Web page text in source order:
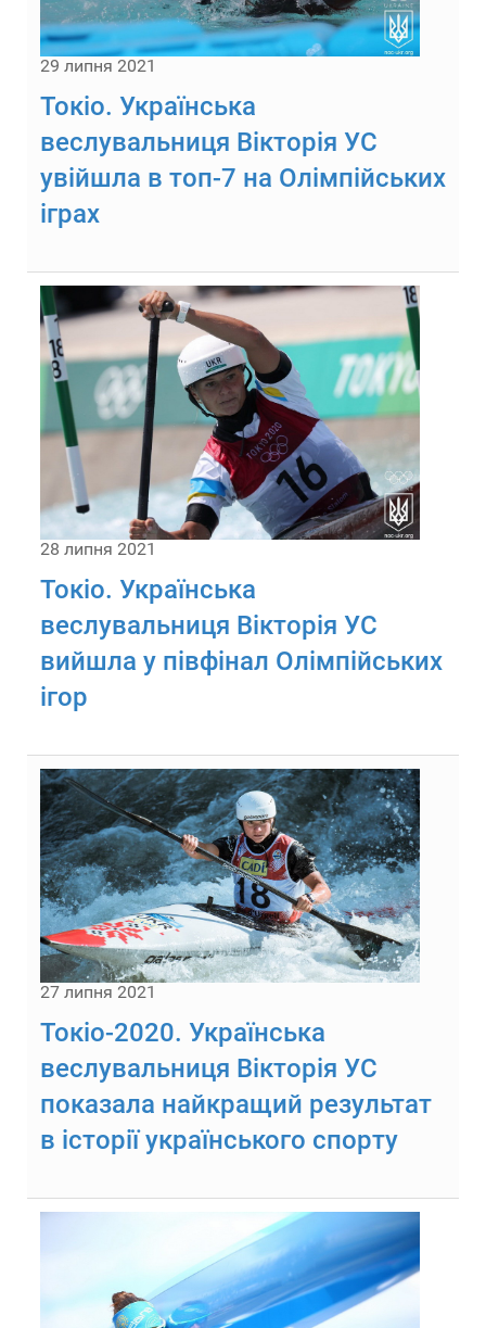
29 липня 2021
Токіо. Українська
веслувальниця Вікторія УС
увійшла в топ-7 на Олімпійських
іграх
28 липня 2021
Токіо. Українська
веслувальниця Вікторія УС
вийшла у півфінал Олімпійських
ігор
27 липня 2021
Токіо-2020. Українська
веслувальниця Вікторія УС
показала найкращий результат
в історії українського спорту